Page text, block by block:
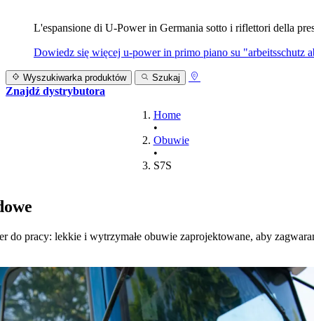
L'espansione di U‑Power in Germania sotto i riflettori della
Dowiedz się więcej u‑power in primo piano su "arbeitsschutz
Wyszukiwarka produktów Szukaj
Znajdź dystrybutora
Home
•
Obuwie
•
S7S
do pracy: lekkie i wytrzymałe obuwie zaprojektowane, aby